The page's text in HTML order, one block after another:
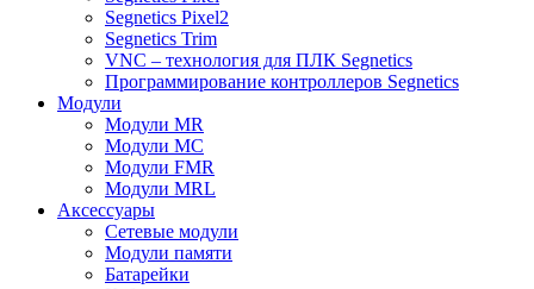
Segnetics Pixel2
Segnetics Trim
VNC – технология для ПЛК Segnetics
Программирование контроллеров Segnetics
Модули
Модули MR
Модули MC
Модули FMR
Модули MRL
Аксеcсуары
Сетевые модули
Модули памяти
Батарейки